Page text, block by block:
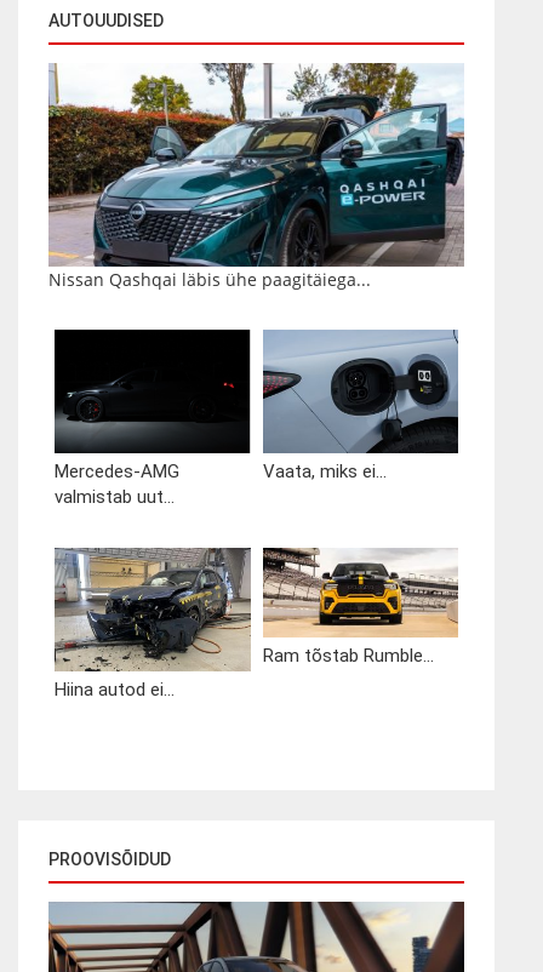
AUTOUUDISED
Nissan Qashqai läbis ühe paagitäiega...
Mercedes-AMG
valmistab uut...
Vaata, miks ei...
Hiina autod ei...
Ram tõstab Rumble...
PROOVISÕIDUD